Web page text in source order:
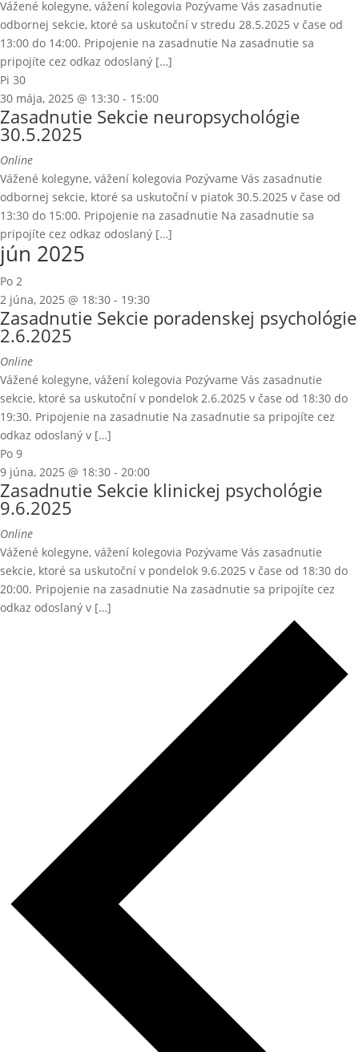
Vážené kolegyne, vážení kolegovia Pozývame Vás zasadnutie
odbornej sekcie, ktoré sa uskutoční v stredu 28.5.2025 v čase od
13:00 do 14:00. Pripojenie na zasadnutie Na zasadnutie sa
pripojíte cez odkaz odoslaný […]
Pi 30
30 mája, 2025 @ 13:30 - 15:00
Zasadnutie Sekcie neuropsychológie
30.5.2025
Online
Vážené kolegyne, vážení kolegovia Pozývame Vás zasadnutie
odbornej sekcie, ktoré sa uskutoční v piatok 30.5.2025 v čase od
13:30 do 15:00. Pripojenie na zasadnutie Na zasadnutie sa
pripojíte cez odkaz odoslaný […]
jún 2025
Po 2
2 júna, 2025 @ 18:30 - 19:30
Zasadnutie Sekcie poradenskej psychológie
2.6.2025
Online
Vážené kolegyne, vážení kolegovia Pozývame Vás zasadnutie
sekcie, ktoré sa uskutoční v pondelok 2.6.2025 v čase od 18:30 do
19:30. Pripojenie na zasadnutie Na zasadnutie sa pripojíte cez
odkaz odoslaný v […]
Po 9
9 júna, 2025 @ 18:30 - 20:00
Zasadnutie Sekcie klinickej psychológie
9.6.2025
Online
Vážené kolegyne, vážení kolegovia Pozývame Vás zasadnutie
sekcie, ktoré sa uskutoční v pondelok 9.6.2025 v čase od 18:30 do
20:00. Pripojenie na zasadnutie Na zasadnutie sa pripojíte cez
odkaz odoslaný v […]